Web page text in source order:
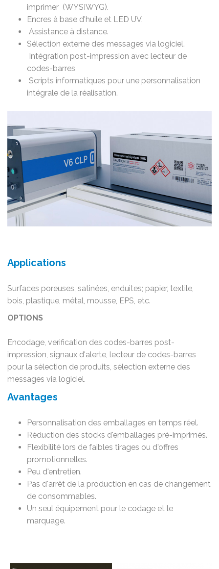
imprimer (WYSIWYG).
Encres à base d'huile et LED UV.
Assistance à distance.
Sélection externe des messages via logiciel.
Intégration post-impression avec lecteur de
codes-barres
Scripts informatiques pour une personnalisation
intégrale de la réalisation.
Applications
Surfaces poreuses, satinées, enduites; papier, textile,
bois, plastique, métal, mousse, EPS, etc.
OPTIONS
Encodage, verification des codes-barres post-
impression, signaux d'alerte, lecteur de codes-barres
pour la sélection de produits, sélection externe des
messages via logiciel.
Avantages
Personnalisation des emballages en temps réel.
Réduction des stocks d'emballages pré-imprimés.
Flexibilité lors de faibles tirages ou d'offres
promotionnelles.
Peu d'entretien.
Pas d'arrêt de la production en cas de changement
de consommables.
Un seul équipement pour le codage et le
marquage.